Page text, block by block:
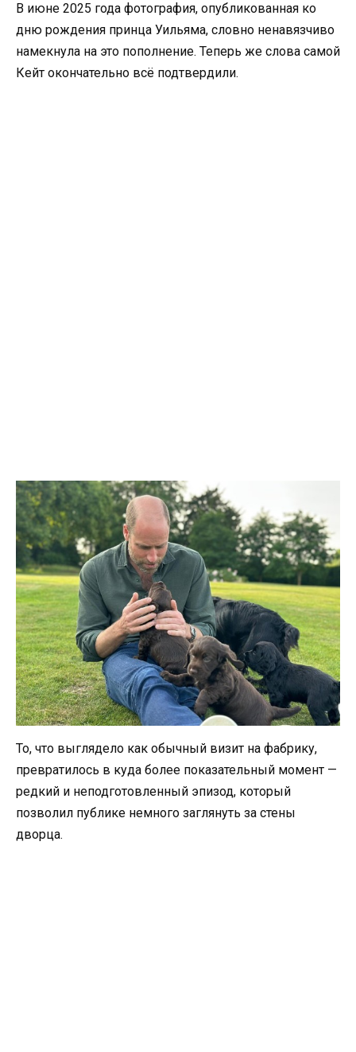
В июне 2025 года фотография, опубликованная ко
дню рождения принца Уильяма, словно ненавязчиво
намекнула на это пополнение. Теперь же слова самой
Кейт окончательно всё подтвердили.
То, что выглядело как обычный визит на фабрику,
превратилось в куда более показательный момент —
редкий и неподготовленный эпизод, который
позволил публике немного заглянуть за стены
дворца.